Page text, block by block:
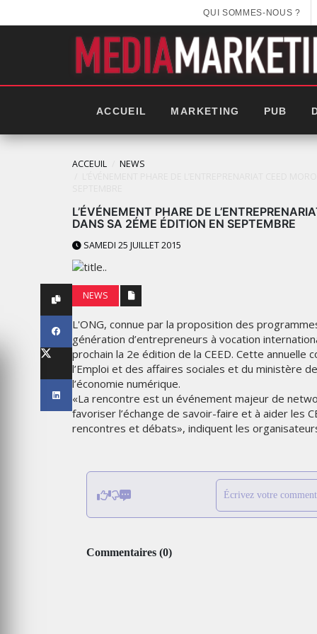
QUI SOMMES-NOUS ?
ACCUEIL MARKETING PUB
ACCEUIL
NEWS
L’ÉVÉNEMENT PHARE DE
DANS SA 2ÉME ÉDITION EN SEPTEMBRE
SAMEDI 25 JUILLET 2015
NEWS
L'ONG, connue par la proposition des
génération d’entrepreneurs à vocation
prochain la 2e édition de la CEED. Cette
l’Emploi et des affaires sociales et du ministère
l’économie numérique.
«La rencontre est un événement majeur de
favoriser l’échange de savoir-faire et à aider les
rencontres et débats», indiquent les
Écrivez votre
Commentaires (0)
NOUVELLES
LES ÉTOILES 2025
MARDI 10 FÉVRIER 2026